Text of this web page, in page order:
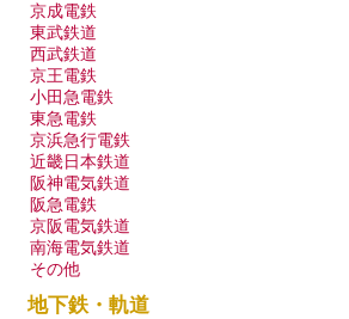
京成電鉄
東武鉄道
西武鉄道
京王電鉄
小田急電鉄
東急電鉄
京浜急行電鉄
近畿日本鉄道
阪神電気鉄道
阪急電鉄
京阪電気鉄道
南海電気鉄道
その他
地下鉄・軌道